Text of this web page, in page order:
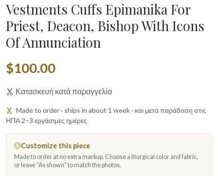
Vestments Cuffs Epimanika For
Priest, Deacon, Bishop With Icons
Of Annunciation
$100.00
Κατασκευή κατά παραγγελία
Made to order · ships in about 1 week · και μετά παράδοση στις
ΗΠΑ 2–3 εργάσιμες ημέρες
Customize this piece
Made to order at no extra markup. Choose a liturgical color and fabric,
or leave “As shown” to match the photos.